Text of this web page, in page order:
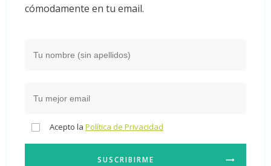
cómodamente en tu email.
Acepto la Política de Privacidad
SUSCRIBIRME